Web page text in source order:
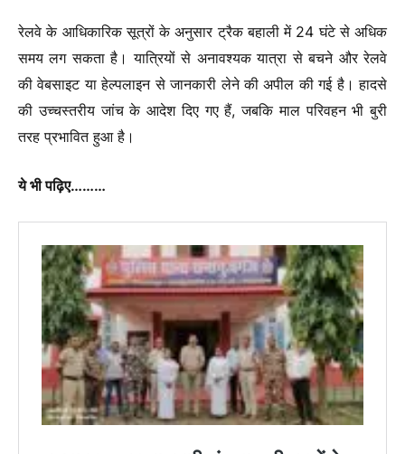
रेलवे के आधिकारिक सूत्रों के अनुसार ट्रैक बहाली में 24 घंटे से अधिक
समय लग सकता है। यात्रियों से अनावश्यक यात्रा से बचने और रेलवे
की वेबसाइट या हेल्पलाइन से जानकारी लेने की अपील की गई है। हादसे
की उच्चस्तरीय जांच के आदेश दिए गए हैं, जबकि माल परिवहन भी बुरी
तरह प्रभावितहुआ है।
ये भी पढ़िए………